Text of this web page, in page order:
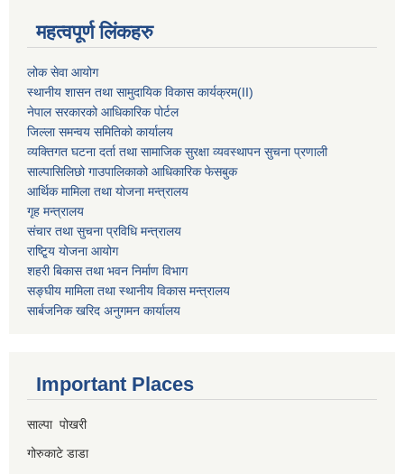
महत्वपूर्ण लिंकहरु
लोक सेवा आयोग
स्थानीय शासन तथा सामुदायिक विकास कार्यक्रम(II)
नेपाल सरकारको आधिकारिक पोर्टल
जिल्ला समन्वय समितिको कार्यालय
व्यक्तिगत घटना दर्ता तथा सामाजिक सुरक्षा व्यवस्थापन सुचना प्रणाली
साल्पासिलिछो गाउपालिकाको आधिकारिक फेसबुक
आर्थिक मामिला तथा योजना मन्त्रालय
गृह मन्त्रालय
संचार तथा सुचना प्रविधि मन्त्रालय
राष्टि्ृय योजना आयोग
शहरी बिकास तथा भवन निर्माण विभाग
सङ्घीय मामिला तथा स्थानीय विकास मन्त्रालय
सार्बजनिक खरिद अनुगमन कार्यालय
Important Places
साल्पा पोखरी
गोरुकाटे डाडा